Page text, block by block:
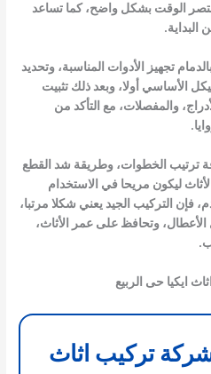
الوقت بشكل واضح، كما تساعد
تجهيز الأدوات المناسبة، وتحديد
الأساسي أولا، وبعد ذلك تثبيت
والمفصلات، مع التأكد من
ترتيب الخطوات، وطريقة شد القطع
ليكون مريحا في الاستخدام
فإن التركيب الجيد يعني شكلا مرتبا،
الأعطال، وتحافظ على عمر الأثاث،
ايكيا حى الربيع
تركيب اثاث